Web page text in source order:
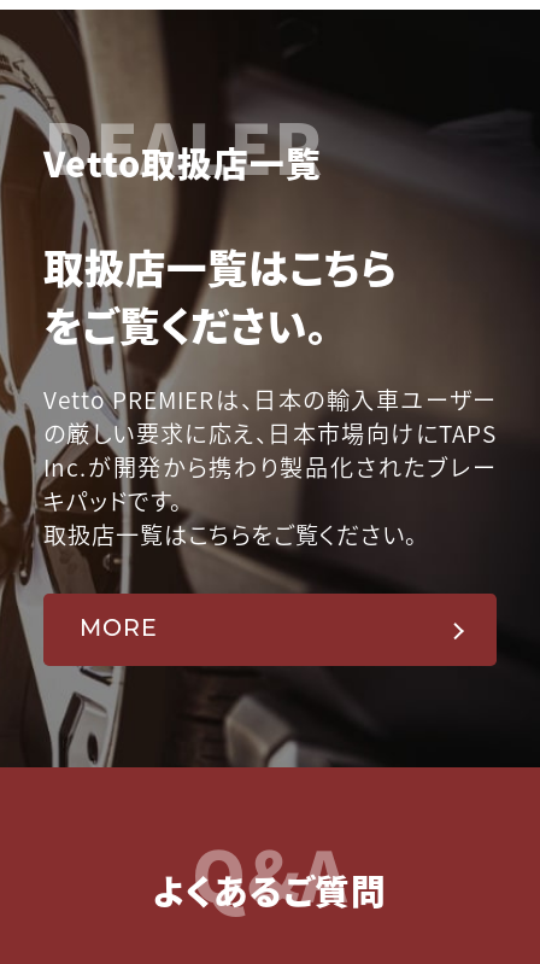
DEALER
Vetto取扱店一覧
取扱店一覧はこちら
をご覧ください。
Vetto PREMIERは、日本の輸入車ユーザー
の厳しい要求に応え、日本市場向けにTAPS
Inc.が開発から携わり製品化されたブレー
キパッドです。
取扱店一覧はこちらをご覧ください。
MORE
Q&A
よくあるご質問